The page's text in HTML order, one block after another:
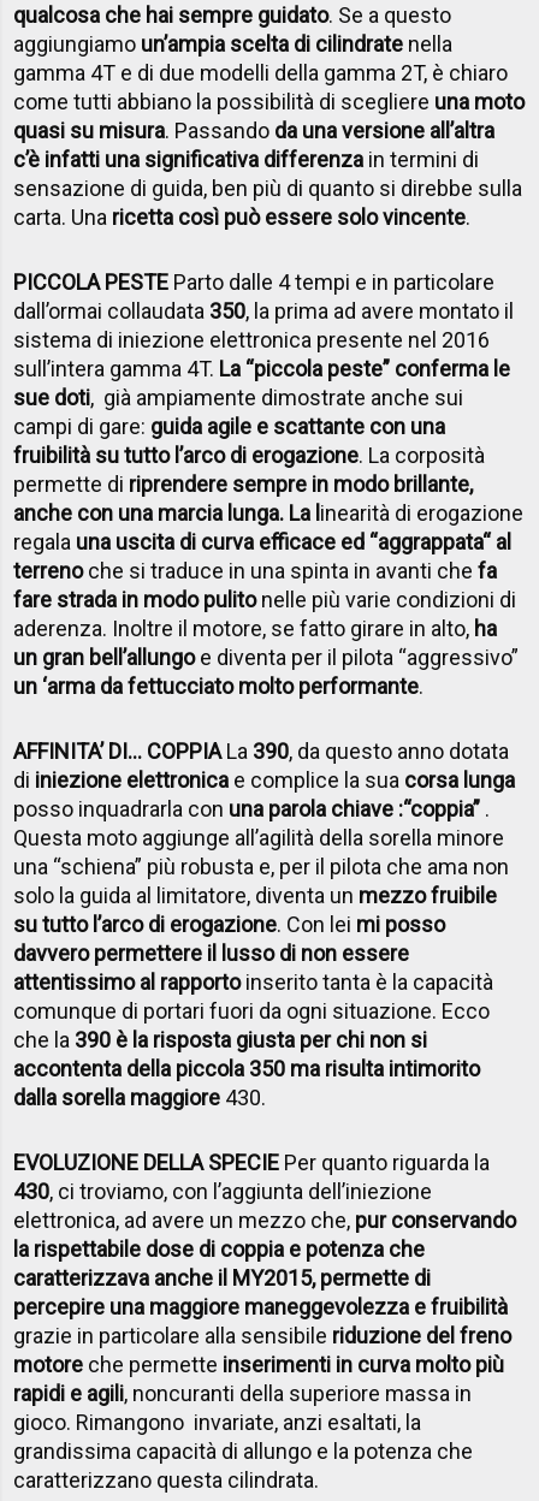
qualcosa che hai sempre guidato. Se a questo
aggiungiamo un’ampia scelta di cilindrate nella
gamma 4T e di due modelli della gamma 2T, è chiaro
come tutti abbiano la possibilità di scegliere una moto
quasi su misura. Passando da una versione all’altra
c’è infatti una significativa differenza in termini di
sensazione di guida, ben più di quanto si direbbe sulla
carta. Una ricetta così può essere solo vincente.
PICCOLA PESTE Parto dalle 4 tempi e in particolare
dall’ormai collaudata 350, la prima ad avere montato il
sistema di iniezione elettronica presente nel 2016
sull’intera gamma 4T. La “piccola peste” conferma le
sue doti, già ampiamente dimostrate anche sui
campi di gare: guida agile e scattante con una
fruibilità su tutto l’arco di erogazione. La corposità
permette di riprendere sempre in modo brillante,
anche con una marcia lunga. La linearità di erogazione
regala una uscita di curva efficace ed “aggrappata“ al
terrenoche si traduce in una spinta in avanti chefa
fare strada in modo pulitonelle più varie condizioni di
aderenza. Inoltre il motore, se fatto girare in alto, ha
un gran bell’allungoe diventa per il pilota “aggressivo”
un ‘arma da fettucciato molto performante.
AFFINITA’ DI… COPPIALa 390, da questo anno dotata
di iniezione elettronica e complice la sua corsa lunga
posso inquadrarla con una parola chiave :“coppia” .
Questa moto aggiunge all’agilità della sorella minore
una “schiena” più robusta e, per il pilota che ama non
solo la guida al limitatore, diventa un mezzo fruibile
su tutto l’arco di erogazione. Con lei mi posso
davvero permettere il lusso di non essere
attentissimo al rapportoinserito tanta è la capacità
comunque di portari fuori da ogni situazione. Ecco
che la 390 è la risposta giusta per chi non si
accontenta della piccola 350 ma risulta intimorito
dalla sorella maggiore 430.
EVOLUZIONE DELLA SPECIE Per quanto riguarda la
430, ci troviamo, con l’aggiunta dell’iniezione
elettronica, ad avere un mezzo che, pur conservando
la rispettabile dose di coppia e potenza che
caratterizzava anche il MY2015, permette di
percepire una maggiore maneggevolezza e fruibilità
grazie in particolare alla sensibile riduzione del freno
motore che permette inserimenti in curva molto più
rapidi e agili, noncuranti della superiore massa in
gioco. Rimangono invariate, anzi esaltati, la
grandissima capacità di allungo e la potenza che
caratterizzano questa cilindrata.